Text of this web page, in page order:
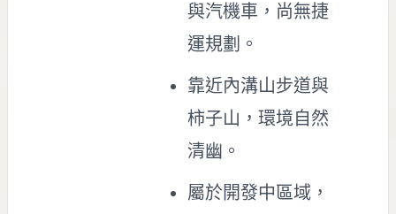
與汽機車，尚無捷
運規劃。
靠近內溝山步道與
柿子山，環境自然
清幽。
屬於開發中區域，